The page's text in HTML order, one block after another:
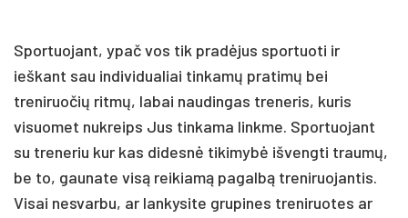
Sportuojant, ypač vos tik pradėjus sportuoti ir
ieškant sau individualiai tinkamų pratimų bei
treniruočių ritmų, labai naudingas treneris, kuris
visuomet nukreips Jus tinkama linkme. Sportuojant
su treneriu kur kas didesnė tikimybė išvengti traumų,
be to, gaunate visą reikiamą pagalbą treniruojantis.
Visai nesvarbu, ar lankysite grupines treniruotes ar